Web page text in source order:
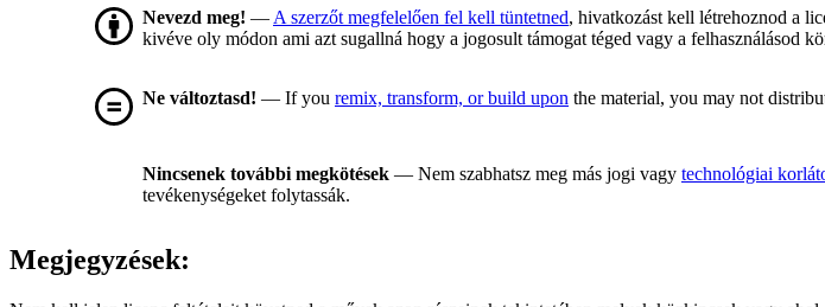
Nevezd meg! — A szerzőt megfelelően fel kell tüntetned, hivatkozást kell létrehoznod a
kivéve oly módon ami azt sugallná hogy a jogosult támogat téged vagy a felhasználásod
Ne változtasd! — If you remix, transform, or build upon the material, you may not
Nincsenek további megkötések — Nem szabhatsz meg más jogi vagy technológiai
tevékenységeket folytassák.
Megjegyzések: